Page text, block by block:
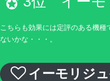
こちらも効果には定評のある機
ないかな・・・。
イーモリジ